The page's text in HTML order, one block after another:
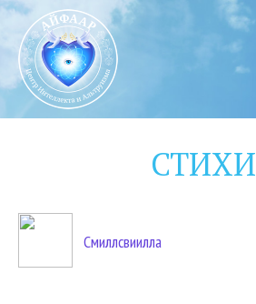
СТИХИ
Смиллсвиилла